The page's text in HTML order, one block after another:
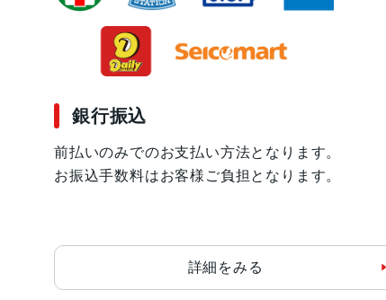
銀行振込
前払いのみでのお支払い方法となります。
お振込手数料はお客様ご負担となります。
詳細をみる